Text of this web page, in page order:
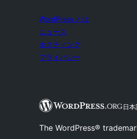
WordPress とは
ニュース
ホスティング
プライバシー
日本
The WordPress®